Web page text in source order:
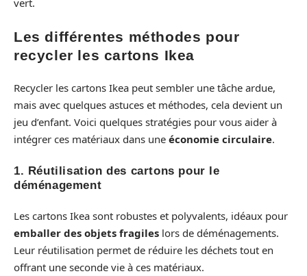
vert.
Les différentes méthodes pour
recycler les cartons Ikea
Recycler les cartons Ikea peut sembler une tâche ardue,
mais avec quelques astuces et méthodes, cela devient un
jeu d’enfant. Voici quelques stratégies pour vous aider à
intégrer ces matériaux dans une économie circulaire.
1. Réutilisation des cartons pour le
déménagement
Les cartons Ikea sont robustes et polyvalents, idéaux pour
emballer des objets fragiles lors de déménagements.
Leur réutilisation permet de réduire les déchets tout en
offrant une seconde vie à ces matériaux.